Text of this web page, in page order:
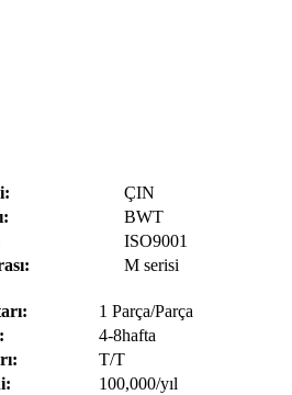
ÇIN
BWT
ISO9001
M serisi
1 Parça/Parça
4-8hafta
T/T
100,000/yıl